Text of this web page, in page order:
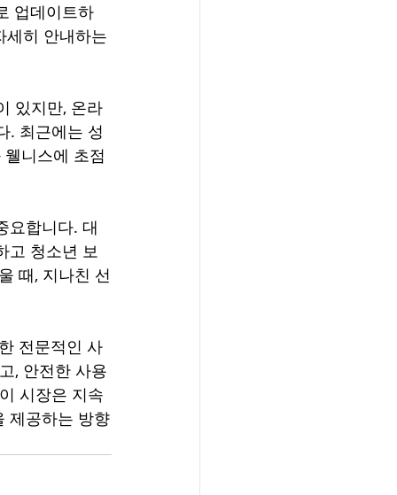
업데이트하
세히 안내하는
있지만, 온라
. 최근에는 성
니스에 초점
요합니다. 대
고 청소년 보
때, 지나친 선
전문적인 사
, 안전한 사용
시장은 지속
제공하는 방향